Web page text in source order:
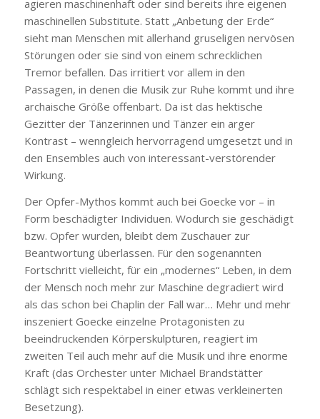
agieren maschinenhaft oder sind bereits ihre eigenen
maschinellen Substitute. Statt „Anbetung der Erde“
sieht man Menschen mit allerhand gruseligen nervösen
Störungen oder sie sind von einem schrecklichen
Tremor befallen. Das irritiert vor allem in den
Passagen, in denen die Musik zur Ruhe kommt und ihre
archaische Größe offenbart. Da ist das hektische
Gezitter der Tänzerinnen und Tänzer ein arger
Kontrast – wenngleich hervorragend umgesetzt und in
den Ensembles auch von interessant-verstörender
Wirkung.
Der Opfer-Mythos kommt auch bei Goecke vor – in
Form beschädigter Individuen. Wodurch sie geschädigt
bzw. Opfer wurden, bleibt dem Zuschauer zur
Beantwortung überlassen. Für den sogenannten
Fortschritt vielleicht, für ein „modernes“ Leben, in dem
der Mensch noch mehr zur Maschine degradiert wird
als das schon bei Chaplin der Fall war… Mehr und mehr
inszeniert Goecke einzelne Protagonisten zu
beeindruckenden Körperskulpturen, reagiert im
zweiten Teil auch mehr auf die Musik und ihre enorme
Kraft (das Orchester unter Michael Brandstätter
schlägt sich respektabel in einer etwas verkleinerten
Besetzung).